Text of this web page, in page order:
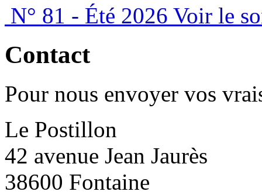
N° 81 - Été 2026 Voir le
Contact
Pour nous envoyer vos
Le Postillon
42 avenue Jean Jaurès
38600 Fontaine